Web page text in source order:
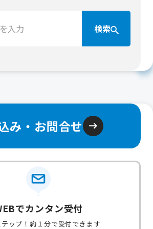
検索
み・お問合せ
でカンタン受付
ップ！約１分で受付できます